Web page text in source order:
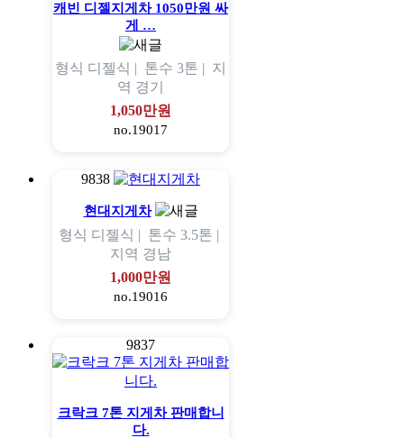
캐빈 디젤지게차 1050만원 싸
게 …
형식 디젤식 | 톤수 3톤 | 지
역 경기
1,050만원
no.19017
9838
현대지게차
형식 디젤식 | 톤수 3.5톤 |
지역 경남
1,000만원
no.19016
9837
크락크 7톤 지게차 판매합니
다.